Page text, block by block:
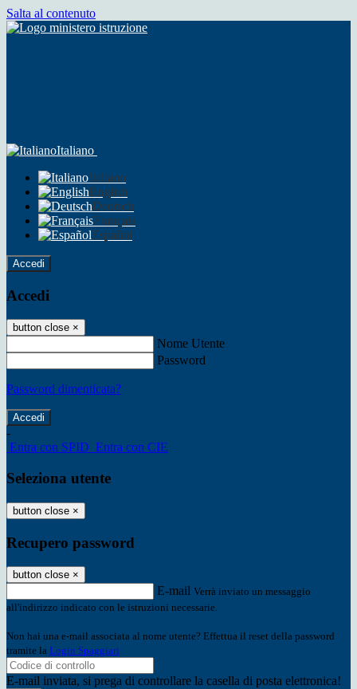
Salta al contenuto
Italiano
Italiano
English
Deutsch
Français
Español
Accedi
Accedi
button close ×
Nome Utente
Password
Password dimenticata?
-
Entra con SPID Entra con CIE
Seleziona utente
button close ×
Recupero password
button close ×
E-mail Verrà inviato un messaggio
all'indirizzo indicato con le istruzioni necessarie.
Non hai una e-mail associata al nome utente? Effettua il reset della password
tramite la Login Spaggiari
E-mail inviata, si prega di controllare la casella di posta elettronica!